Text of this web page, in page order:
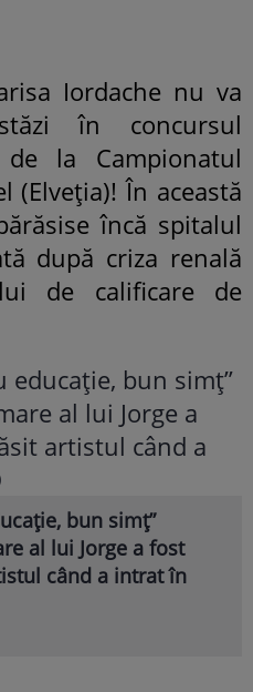
Iordache nu va
în concursul
la Campionatul
(Elveția)! În această
încă spitalul
după criza renală
de calificare de
bun simț”
al lui Jorge a fost
când a intrat în